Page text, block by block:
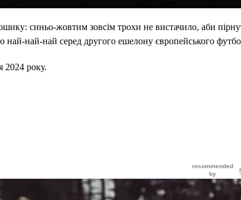
синьо-жовтим зовсім трохи не вистачило, аби
най-най серед другого ешелону європейського
2024 року.